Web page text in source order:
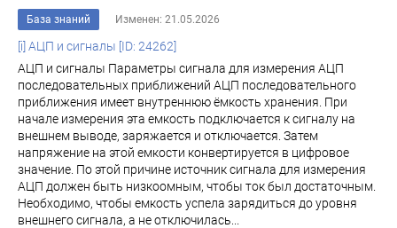
База знаний Изменен: 21.05.2026
[i] АЦП и сигналы [ID: 24262]
АЦП и сигналы Параметры сигнала для измерения АЦП
последовательных приближений АЦП последовательного
приближения имеет внутреннюю ёмкость хранения. При
начале измерения эта емкость подключается к сигналу на
внешнем выводе, заряжается и отключается. Затем
напряжение на этой емкости конвертируется в цифровое
значение. По этой причине источник сигнала для измерения
АЦП должен быть низкоомным, чтобы ток был достаточным.
Необходимо, чтобы емкость успела зарядиться до уровня
внешнего сигнала, а не отключилась...